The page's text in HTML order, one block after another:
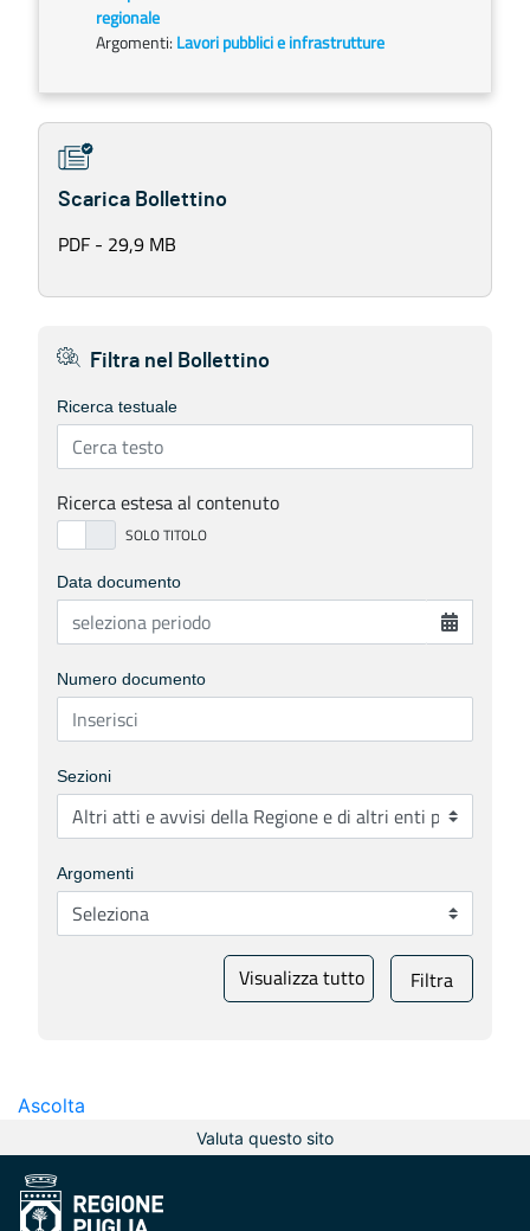
regionale
Argomenti: Lavori pubblici e infrastrutture
Scarica Bollettino
PDF - 29,9 MB
Filtra nel Bollettino
Ricerca testuale
Ricerca estesa al contenuto
Data documento
Numero documento
Sezioni
Argomenti
Visualizza tutto Filtra
Ascolta
Valuta questo sito